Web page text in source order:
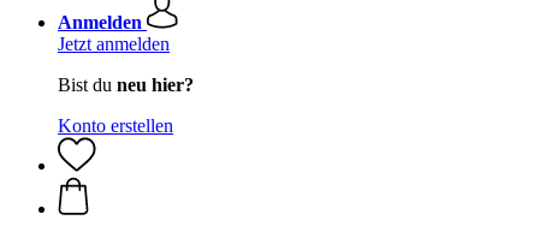
Anmelden
Jetzt anmelden
Bist du neu hier?
Konto erstellen